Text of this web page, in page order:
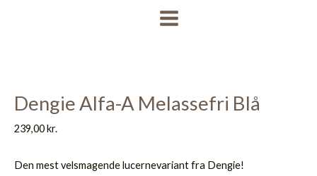
MAIN
Dengie Alfa-A Melassefri Blå
239,00kr.
Den mest velsmagende lucernevariant fra Dengie!